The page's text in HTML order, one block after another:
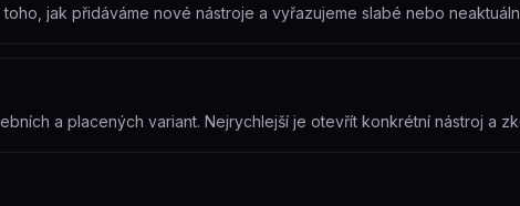
jak přidáváme nové nástroje a vyřazujeme slabé nebo
a placených variant. Nejrychlejší je otevřít konkrétní nástroj a